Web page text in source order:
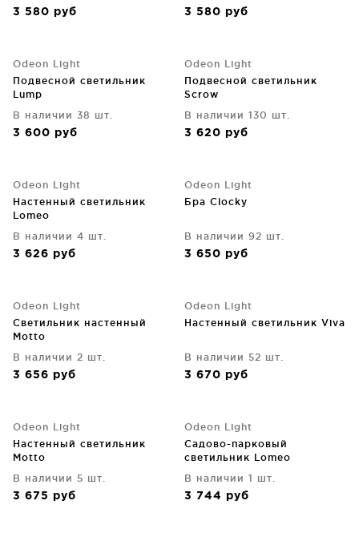
3 580 руб 3 580 руб
Odeon Light
Подвесной светильник
Lump
В наличии 38 шт.
3 600 руб
Odeon Light
Подвесной светильник
Scrow
В наличии 130 шт.
3 620 руб
Odeon Light
Настенный светильник
Lomeo
В наличии 4 шт.
3 626 руб
Odeon Light
Бра Clocky
В наличии 92 шт.
3 650 руб
Odeon Light
Светильник настенный
Motto
В наличии 2 шт.
3 656 руб
Odeon Light
Настенный светильник Viva
В наличии 52 шт.
3 670 руб
Odeon Light
Настенный светильник
Motto
В наличии 5 шт.
3 675 руб
Odeon Light
Садово-парковый
светильник Lomeo
В наличии 1 шт.
3 744 руб